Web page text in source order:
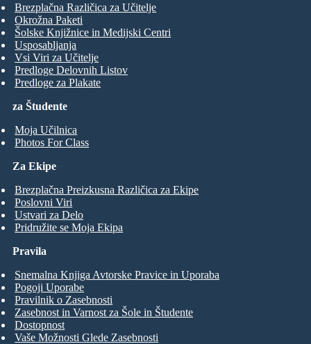
za Študente
Moja Učilnica
Photos For Class
Brezplačna Različica za Učitelje
Okrožna Paketi
Šolske Knjižnice in Medijski Centri
Usposabljanja
Vsi Viri za Učitelje
Predloge Delovnih Listov
Predloge za Plakate
Za Ekipe
Brezplačna Preizkusna Različica za Ekipe
Poslovni Viri
Ustvari za Delo
Pridružite se Moja Ekipa
Pravila
Snemalna Knjiga Avtorske Pravice in Uporaba
Pogoji Uporabe
Pravilnik o Zasebnosti
Zasebnost in Varnost za Šole in Študente
Dostopnost
Vaše Možnosti Glede Zasebnosti